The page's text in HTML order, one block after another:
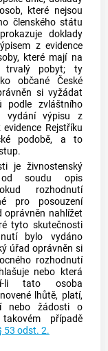
které nejsou
členského státu
doklady
z evidence
které mají na
trvalý pobyt; ty
občané České
si vyžádat
podle zvláštního
vydání výpisu z
Rejstříku
podobě, a to
je živnostenský
soudu opis
rozhodnutí
pro posouzení
oprávněn nahlížet
tyto skutečnosti
bylo vydáno
úřad oprávněn si
rozhodnutí
nebo která
li tato osoba
lhůtě, platí,
nebo žádosti o
případě
53 odst. 2.